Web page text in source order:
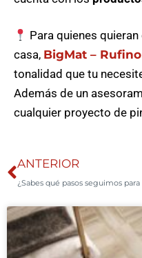
Para quienes
casa, BigMat –
tonalidad que tu
Además de un
cualquier proyecto de
ANTERIOR